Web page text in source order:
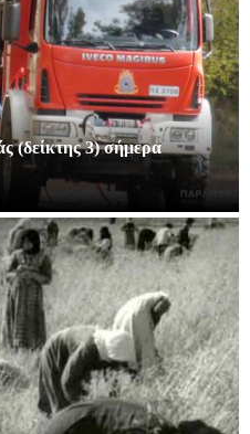
(δείκτης 3) σήμερα